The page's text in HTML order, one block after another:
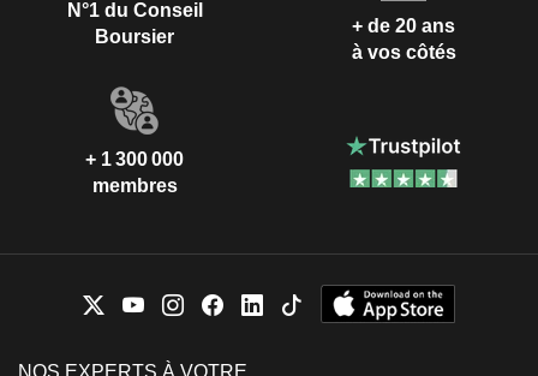
N°1 du Conseil
Boursier
+ de 20 ans
à vos côtés
+ 1 300 000
membres